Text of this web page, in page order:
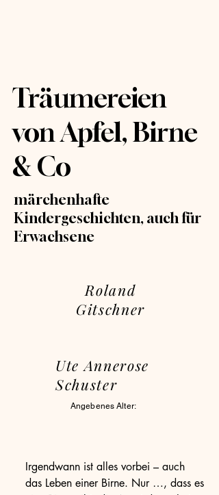
Träumereien
von Apfel, Birne
& Co
märchenhafte
Kindergeschichten, auch für
Erwachsene
Roland
Gitschner
Ute Annerose
Schuster
Angebenes Alter:
Irgendwann ist alles vorbei – auch
das Leben einer Birne. Nur …, dass es